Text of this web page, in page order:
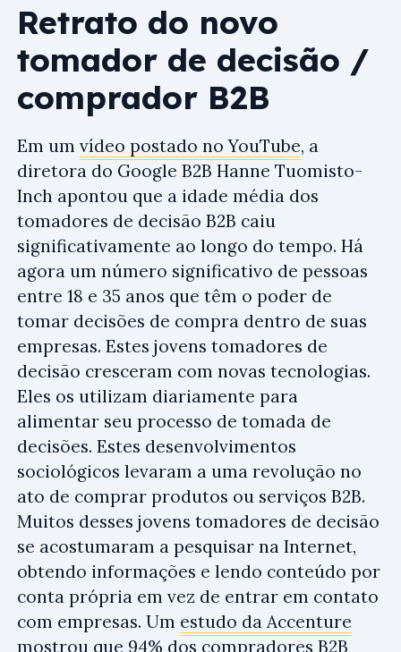
Retrato do novo
tomador de decisão /
comprador B2B
Em um vídeo postado no YouTube, a
diretora do Google B2B Hanne Tuomisto-
Inch apontou que a idade média dos
tomadores de decisão B2B caiu
significativamente ao longo do tempo. Há
agora um número significativo de pessoas
entre 18 e 35 anos que têm o poder de
tomar decisões de compra dentro de suas
empresas. Estes jovens tomadores de
decisão cresceram com novas tecnologias.
Eles os utilizam diariamente para
alimentar seu processo de tomada de
decisões. Estes desenvolvimentos
sociológicos levaram a uma revolução no
ato de comprar produtos ou serviços B2B.
Muitos desses jovens tomadores de decisão
se acostumaram a pesquisar na Internet,
obtendo informações e lendo conteúdo por
conta própria em vez de entrar em contato
com empresas. Um estudo da Accenture
mostrou que 94% dos compradores B2B